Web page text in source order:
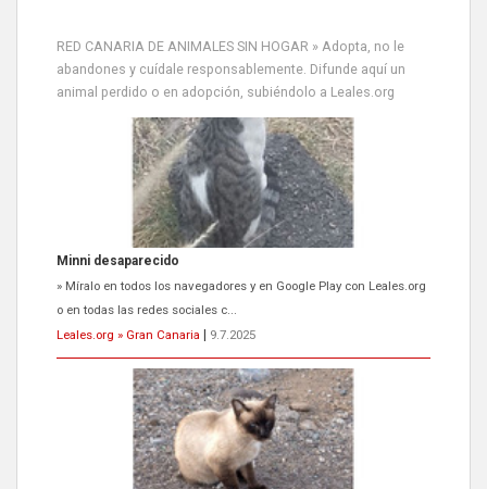
RED CANARIA DE ANIMALES SIN HOGAR » Adopta, no le
abandones y cuídale responsablemente. Difunde aquí un
animal perdido o en adopción, subiéndolo a Leales.org
Minni desaparecido
» Míralo en todos los navegadores y en Google Play con Leales.org
o en todas las redes sociales c...
Leales.org » Gran Canaria
9.7.2025